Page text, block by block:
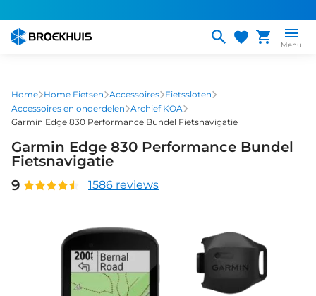
naar
gaan
Menu
Home Home Fietsen Accessoires Fietssloten
Accessoires en onderdelen Archief KOA
Garmin Edge 830 Performance Bundel Fietsnavigatie
Garmin Edge 830 Performance Bundel
Fietsnavigatie
9
1586 reviews